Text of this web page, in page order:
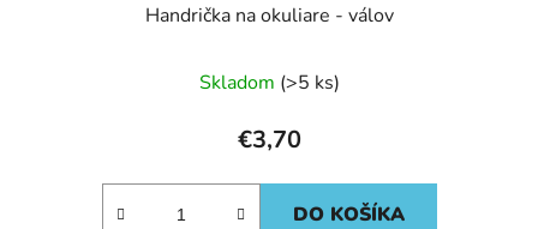
Handrička na okuliare - válov
Skladom (>5 ks)
€3,70
DO KOŠÍKA